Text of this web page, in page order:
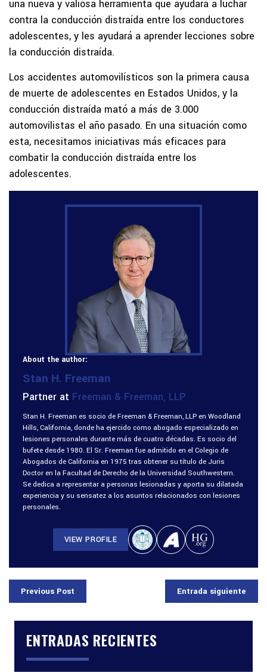
una nueva y valiosa herramienta que ayudará a luchar
contra la conducción distraída entre los conductores
adolescentes, y les ayudará a aprender lecciones sobre
la conducción distraída.
Los accidentes automovilísticos son la primera causa
de muerte de adolescentes en Estados Unidos, y la
conducción distraída mató a más de 3.000
automovilistas el año pasado. En una situación como
esta, necesitamos iniciativas más eficaces para
combatir la conducción distraída entre los
adolescentes.
About the author:
Stan H. Freeman
Partner at Freeman & Freeman, LLP
Stan H. Freeman es socio de Freeman & Freeman, LLP en Woodland
Hills, California, donde ha ejercido como abogado especializado en
lesiones personales durante más de cuatro décadas. Es socio del
bufete desde 1980. El Sr. Freeman fue admitido en el Colegio de
Abogados de California en 1975 tras obtener su título de Juris
Doctor en la Facultad de Derecho de la Universidad Southwestern.
Se dedica a representar a personas lesionadas y aporta su dilatada
experiencia y su sensatez a los asuntos relacionados con lesiones
personales.
VIEW PROFILE
Previous Post Entrada siguiente
ENTRADAS RECIENTES